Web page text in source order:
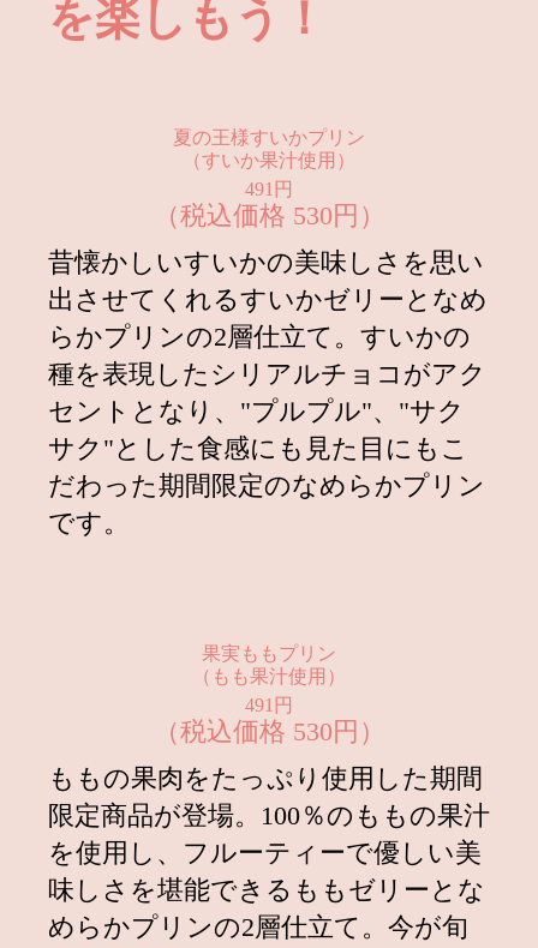
2026.04.01
甘酸っぱい苺にきゅん♡いちごのエ
ッグタルト新発売！
がれる濃厚ブリュレ』新登場！
華やかなアールグレイ薫る新作『ロ
イヤルミルクティープリン』新登
場！
2026.02.21
【ご予約受付中！】3月2日・3日の2
日間限定販売！ 『ひなまつりプリ
ンケーキ』
2026.01.28
【ご予約受付中！】2月2日・3日の2
日間限定販売！福を頬張る『恵方プ
リンロール』
2026.01.15
1月15日はいちごの日♪『いちごミル
クプリン』が新登場！
【3日間限定販売】クリスマスプリ
ンケーキの予約を開始いたします。
ルプリン』同時発売！
2025.11.21
【インスタグラム】公式アカウン
ト、始めました！
2025.11.01
1ヶ月限定販売！『絞りモンブラン
プリン』が今年も登場！
を楽しもう！
夏の王様すいかプリン
（すいか果汁使用）
491円
（税込価格 530円）
昔懐かしいすいかの美味しさを思い
出させてくれるすいかゼリーとなめ
らかプリンの2層仕立て。すいかの
種を表現したシリアルチョコがアク
セントとなり、"プルプル"、"サク
サク"とした食感にも見た目にもこ
だわった期間限定のなめらかプリン
です。
果実ももプリン
（もも果汁使用）
491円
（税込価格 530円）
ももの果肉をたっぷり使用した期間
限定商品が登場。100％のももの果汁
を使用し、フルーティーで優しい美
味しさを堪能できるももゼリーとな
めらかプリンの2層仕立て。今が旬